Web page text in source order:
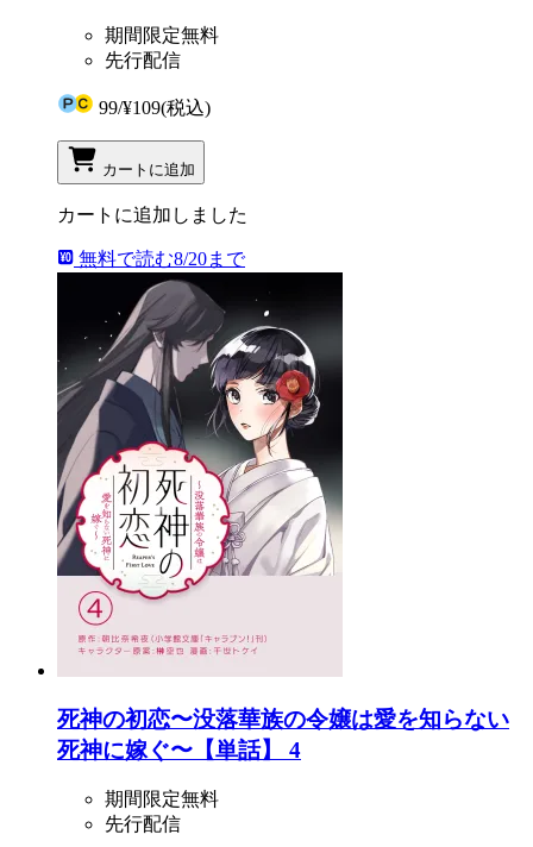
期間限定無料
先行配信
99/¥109(税込)
カートに追加
カートに追加しました
無料で読む8/20まで
死神の初恋〜没落華族の令嬢は愛を知らない
死神に嫁ぐ〜【単話】 4
期間限定無料
先行配信